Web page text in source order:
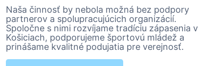
Naša činnosť by nebola možná bez podpory
partnerov a spolupracujúcich organizácií.
Spoločne s nimi rozvíjame tradíciu zápasenia v
Košiciach, podporujeme športovú mládež a
prinášame kvalitné podujatia pre verejnosť.